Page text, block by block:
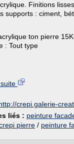
Finitions
supports : ciment,
ton pierre
: Tout type
crepi.galerie-
liés : peinture
pierre / peinture